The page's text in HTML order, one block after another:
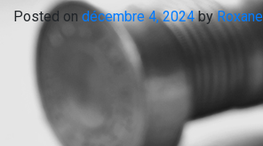
Posted on décembre 4, 2024byRoxane